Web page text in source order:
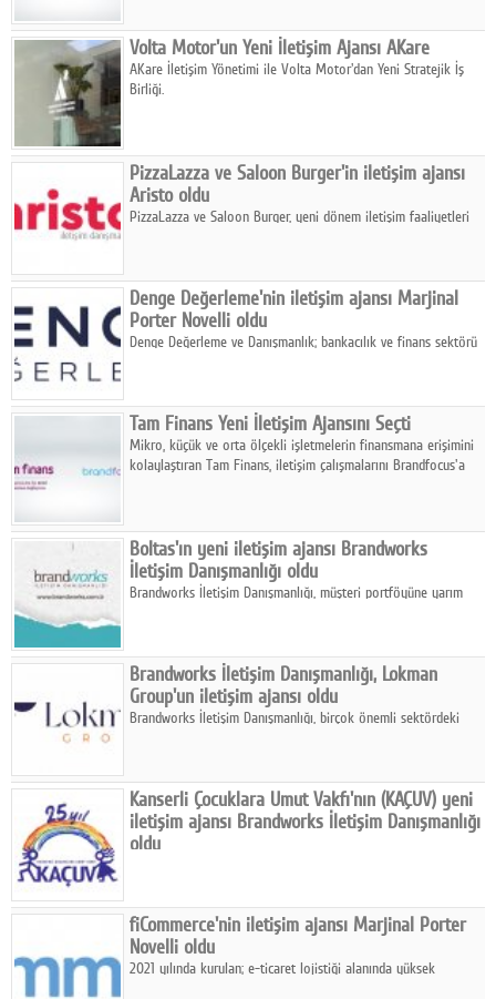
Volta Motor'un Yeni İletişim Ajansı AKare
AKare İletişim Yönetimi ile Volta Motor'dan Yeni Stratejik İş
Birliği.
PizzaLazza ve Saloon Burger'in iletişim ajansı
Aristo oldu
PizzaLazza ve Saloon Burger, yeni dönem iletişim faaliyetleri
Denge Değerleme'nin iletişim ajansı Marjinal
Porter Novelli oldu
Denge Değerleme ve Danışmanlık; bankacılık ve finans sektörü
Tam Finans Yeni İletişim Ajansını Seçti
Mikro, küçük ve orta ölçekli işletmelerin finansmana erişimini
kolaylaştıran Tam Finans, iletişim çalışmalarını Brandfocus'a
Boltas'ın yeni iletişim ajansı Brandworks
İletişim Danışmanlığı oldu
Brandworks İletişim Danışmanlığı, müşteri portföyüne yarım
Brandworks İletişim Danışmanlığı, Lokman
Group'un iletişim ajansı oldu
Brandworks İletişim Danışmanlığı, birçok önemli sektördeki
Kanserli Çocuklara Umut Vakfı'nın (KAÇUV) yeni
iletişim ajansı Brandworks İletişim Danışmanlığı
oldu
iletişim faaliyetleri için Brandworks İletişim Danışmanlığı ile
anlaştı.
fiCommerce'nin iletişim ajansı Marjinal Porter
Novelli oldu
2021 yılında kurulan; e-ticaret lojistiği alanında yüksek